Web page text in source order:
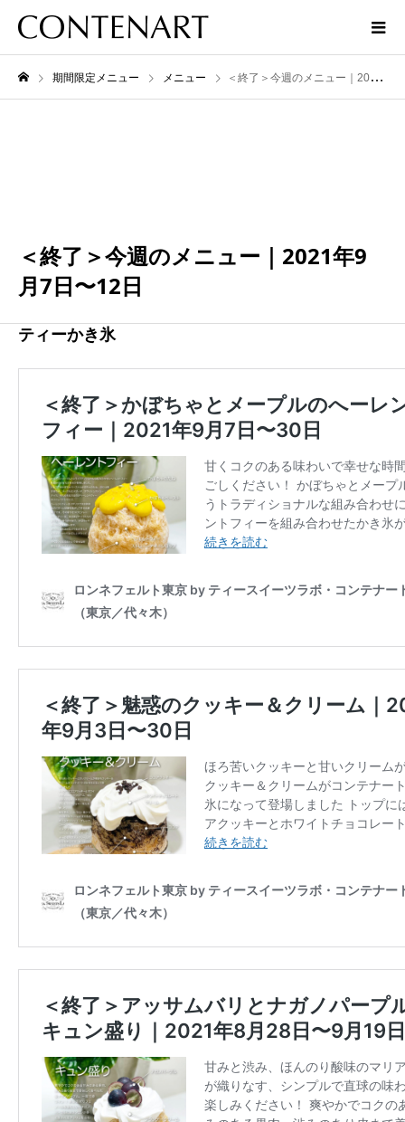
期間限定メニュー メニュー ＜終了＞今週のメニュー｜2021年9月7日〜12日
＜終了＞今週のメニュー｜2021年9
月7日〜12日
ティーかき氷